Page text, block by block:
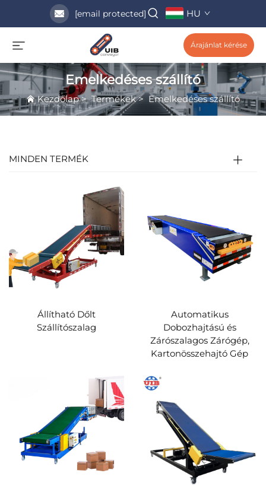
[email protected] HU
Árajánlat kérése
Emelkedéses szállító
Kezdőlap>Termékek>Emelkedéses szállító
MINDEN TERMÉK
Állítható Dőlt
Szállítószalag
Automatikus
Dobozhajtású és
Zárószalagos Zárógép,
Kartonösszehajtó Gép